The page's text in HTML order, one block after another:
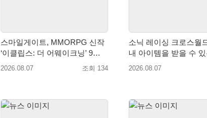
스마일게이트, MMORPG 신작
‘이클립스: 더 어웨이크닝’ 9월
10일 론칭!
2026.08.07 조회 134
소닉 레이싱 크로스월
내 아이템을 받을 수 있
드 대회 라운드 7’ 개최!
2026.08.07